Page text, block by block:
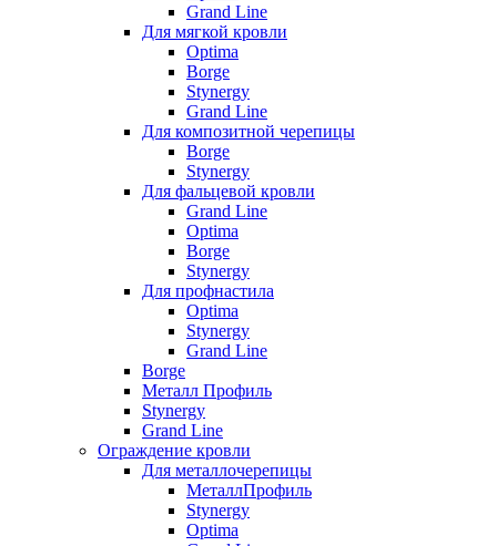
Grand Line
Для мягкой кровли
Optima
Borge
Stynergy
Grand Line
Для композитной черепицы
Borge
Stynergy
Для фальцевой кровли
Grand Line
Optima
Borge
Stynergy
Для профнастила
Optima
Stynergy
Grand Line
Borge
Металл Профиль
Stynergy
Grand Line
Ограждение кровли
Для металлочерепицы
МеталлПрофиль
Stynergy
Optima